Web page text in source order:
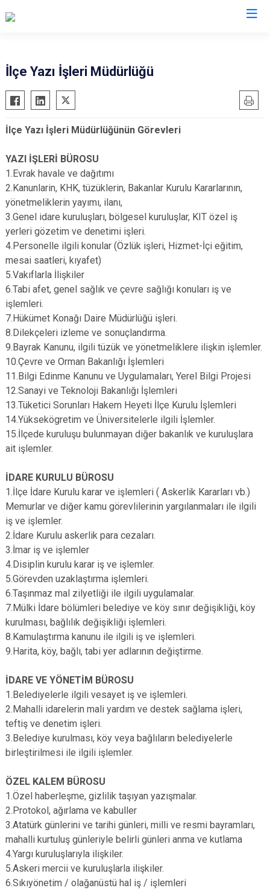
Çerkezköy
Çorlu
Hayrabolu
Malkara
Marmaraereğlisi
Muratlı
Süleymanpaşa
İlçe Yazı İşleri Müdürlüğü
İlçe Yazı İşleri Müdürlüğünün Görevleri
YAZI İŞLERİ BÜROSU
1.Evrak havale ve dağıtımı
2.Kanunlarin, KHK, tüzüklerin, Bakanlar Kurulu Kararlarının,
yönetmeliklerin yayımı, ilanı,
3.Genel idare kuruluşları, bölgesel kuruluşlar, KIT özel iş
yerleri gözetim ve denetimi işleri.
4.Personelle ilgili konular (Özlük işleri, Hizmet-İçi eğitim,
mesai saatleri, kıyafet)
5.Vakıflarla İlişkiler
6.Tabi afet, genel sağlık ve çevre sağlığı konuları iş ve
işlemleri.
7.Hükümet Konağı Daire Müdürlüğü işleri.
8.Dilekçeleri izleme ve sonuçlandırma.
9.Bayrak Kanunu, ilgili tüzük ve yönetmeliklere ilişkin işlemler.
10.Çevre ve Orman Bakanlığı İşlemleri
11.Bilgi Edinme Kanunu ve Uygulamaları, Yerel Bilgi Projesi
12.Sanayi ve Teknoloji Bakanlığı İşlemleri
13.Tüketici Sorunları Hakem Heyeti İlçe Kurulu İşlemleri
14.Yüksekögretim ve Üniversitelerle ilgili İşlemler.
15.İlçede kuruluşu bulunmayan diğer bakanlık ve kuruluşlara
ait işlemler.
İDARE KURULU BÜROSU
1.İlçe İdare Kurulu karar ve işlemleri ( Askerlik Kararları vb.)
Memurlar ve diğer kamu görevlilerinin yargılanmaları ile ilgili
iş ve işlemler.
2.İdare Kurulu askerlik para cezaları.
3.İmar iş ve işlemler
4.Disiplin kurulu karar iş ve işlemler.
5.Görevden uzaklaştırma işlemleri.
6.Taşınmaz mal zilyetliği ile ilgili uygulamalar.
7.Mülki İdare bölümleri belediye ve köy sınır değişikliği, köy
kurulması, bağlılık değişikliği işlemleri.
8.Kamulaştırma kanunu ile ilgili iş ve işlemleri.
9.Harita, köy, bağlı, tabi yer adlarının değiştirme.
İDARE VE YÖNETİM BÜROSU
1.Belediyelerle ilgili vesayet iş ve işlemleri.
2.Mahalli idarelerin mali yardım ve destek sağlama işleri,
teftiş ve denetim işleri.
3.Belediye kurulması, köy veya bağlıların belediyelerle
birleştirilmesi ile ilgili işlemler.
ÖZEL KALEM BÜROSU
1.Özel haberleşme, gizlilik taşıyan yazışmalar.
2.Protokol, ağırlama ve kabuller
3.Atatürk günlerini ve tarihi günleri, milli ve resmi bayramları,
mahalli kurtuluş günleriyle belirli günleri anma ve kutlama
4.Yargı kuruluşlarıyla ilişkiler.
5.Askeri mercii ve kuruluşlarla ilişkiler.
6.Sıkıyönetim / olağanüstü hal iş / işlemleri